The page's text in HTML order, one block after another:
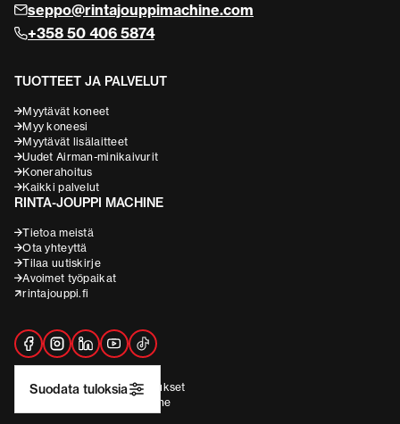
Suodata tuloksia
seppo@rintajouppimachine.com
+358 50 406 5874
TUOTTEET JA PALVELUT
Myytävät koneet
Myy koneesi
Myytävät lisälaitteet
Uudet Airman-minikaivurit
Konerahoitus
Kaikki palvelut
RINTA-JOUPPI MACHINE
Tietoa meistä
Ota yhteyttä
Tilaa uutiskirje
Avoimet työpaikat
rintajouppi.fi
RekisteriselosteEvästeasetukset
2026 © Rinta-Jouppi Machine